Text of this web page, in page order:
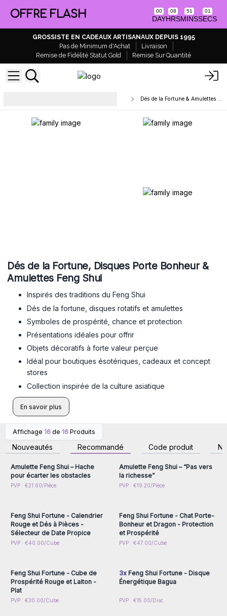
OFFRE FLASH 00
DAY
08
HRS
51
MINS
01
SECS
GROSSISTE EN CADEAUX ARTISANAUX DEPUIS 1995
Pas de Minimum d'Achat
Livraison
Remise de Fidélité Statut Gold
Remise Sur Quantité
Dés de la Fortune & Amulettes Feng Shui
Dés de la Fortune, Disques Porte Bonheur &
Amulettes Feng Shui
Inspirés des traditions du Feng Shui
Dés de la fortune, disques rotatifs et amulettes
Symboles de prospérité, chance et protection
Présentations idéales pour offrir
Objets décoratifs à forte valeur perçue
Idéal pour boutiques ésotériques, cadeaux et concept
stores
Collection inspirée de la culture asiatique
En savoir plus
Affichage 16 de 16 Produits
Nouveautés Recommandé Code produit
Connectez-vous ou
inscrivez-vous pour
accéder aux prix de gros
Amulette Feng Shui – Hache
pour écarter les obstacles
PVP : €21.60/Pièce
inscrivez-vous pour
accéder aux prix de gros
Amulette Feng Shui – “Pas vers
la richesse”
PVP : €19.20/Pièce
Connectez-vous ou
Feng Shui Fortune - Calendrier
Rouge et Dés à Pièces -
Sélecteur de Date Propice
PVP : €40.00/Cube
Connectez-vous ou
Feng Shui Fortune - Chat Porte-
Bonheur et Dragon - Protection
et Prospérité
PVP : €47.00/Cube
Connectez-vous ou
Feng Shui Fortune - Cube de
Prospérité Rouge et Laiton -
Plat
PVP : €30.00/Cube
Connectez-vous ou
3xFeng Shui Fortune - Disque
Énergétique Bagua
PVP : €15.00/Disc
Connectez-vous ou
Connectez-vous ou